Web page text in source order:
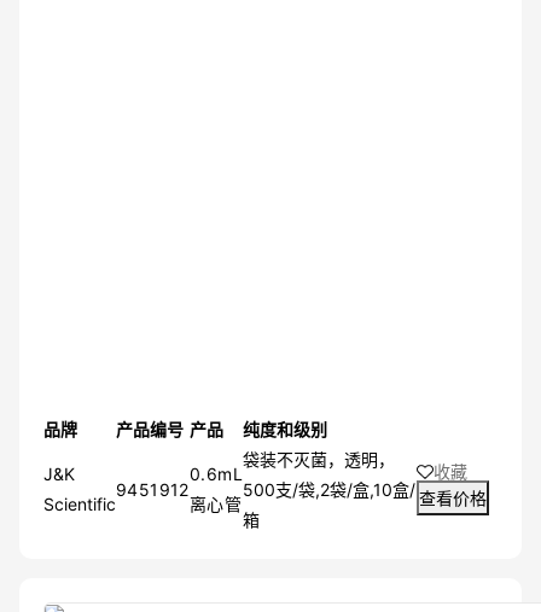
品牌 产品编号 产品 纯度和级别
J&K
Scientific
9451912
0.6mL
离心管
袋装不灭菌，透明，
500支/袋,2袋/盒,10盒/
箱
收藏
查看价格